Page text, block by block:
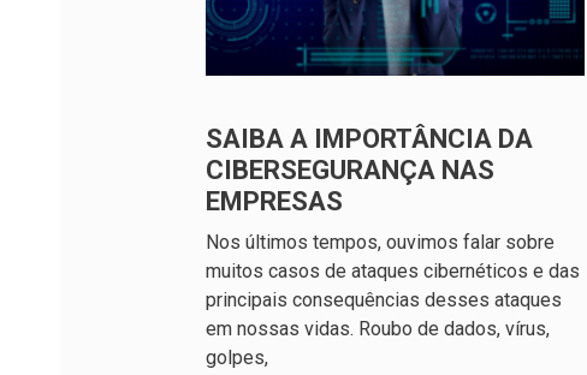
SAIBA A IMPORTÂNCIA DA
CIBERSEGURANÇA NAS
EMPRESAS
Nos últimos tempos, ouvimos falar sobre
muitos casos de ataques cibernéticos e das
principais consequências desses ataques
em nossas vidas. Roubo de dados, vírus,
golpes,